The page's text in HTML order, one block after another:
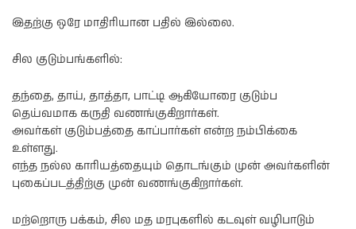
இதற்கு ஒரே மாதிரியான பதில் இல்லை.
சில குடும்பங்களில்:
தந்தை, தாய், தாத்தா, பாட்டி ஆகியோரை குடும்ப
தெய்வமாக கருதி வணங்குகிறார்கள்.
அவர்கள் குடும்பத்தை காப்பார்கள் என்ற நம்பிக்கை
உள்ளது.
எந்த நல்ல காரியத்தையும் தொடங்கும் முன் அவர்களின்
புகைப்படத்திற்கு முன் வணங்குகிறார்கள்.
மற்றொரு பக்கம், சில மத மரபுகளில் கடவுள் வழிபாடும்